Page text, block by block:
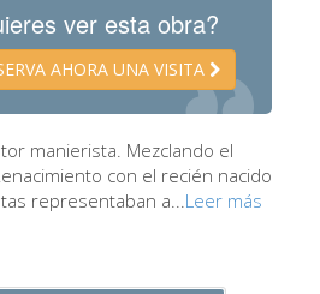
del Bargello
Palatina
ver esta obra?
AHORA UNA VISITA
manierista. Mezclando el
con el recién nacido
representaban a...Leer más